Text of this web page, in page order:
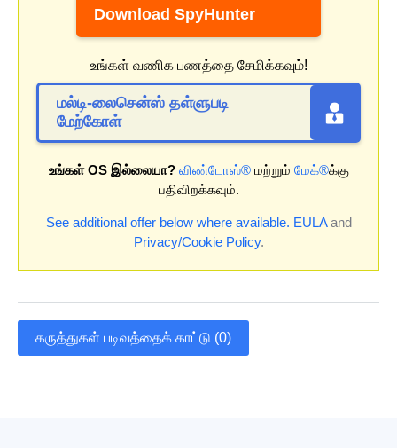
Download SpyHunter
உங்கள் வணிக பணத்தை சேமிக்கவும்!
மல்டி-லைசென்ஸ் தள்ளுபடி
மேற்கோள்
உங்கள் OS இல்லையா? விண்டோஸ்®மற்றும் மேக்®க்கு
பதிவிறக்கவும்.
See additional offer below where available. EULAand
Privacy/Cookie Policy.
கருத்துகள் படிவத்தைக் காட்டு (0)